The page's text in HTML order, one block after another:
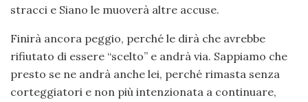
stracci e Siano le muoverà altre accuse.
Finirà ancora peggio, perché le dirà che avrebbe
rifiutato di essere “scelto” e andrà via. Sappiamo che
presto se ne andrà anche lei, perché rimasta senza
corteggiatori e non più intenzionata a continuare,